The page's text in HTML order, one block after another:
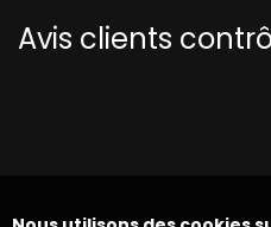
Avis clients